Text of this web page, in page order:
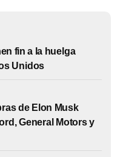
fin a la huelga
Unidos
de Elon Musk
General Motors y